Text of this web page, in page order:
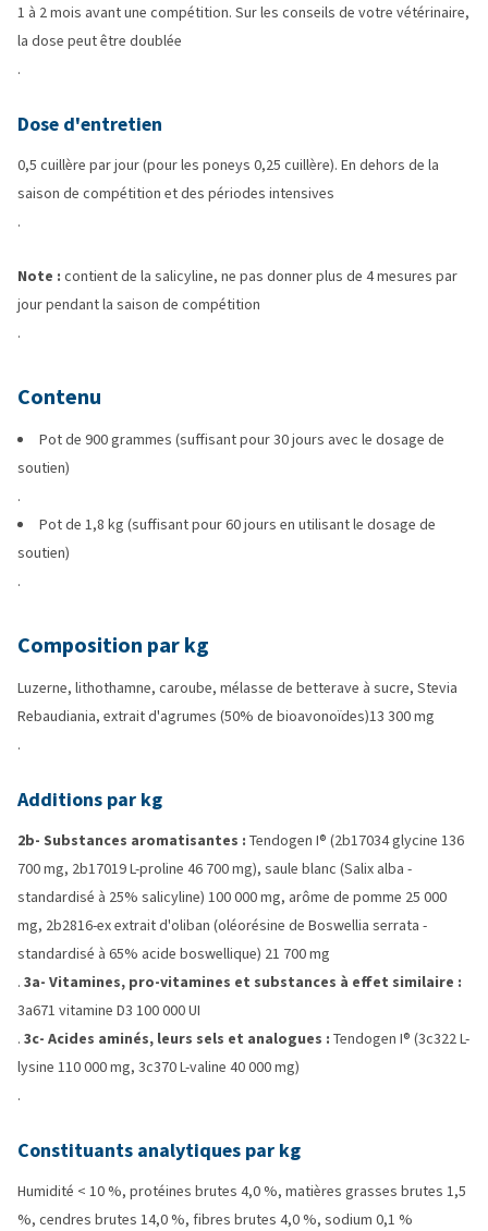
1 à 2 mois avant une compétition. Sur les conseils de votre vétérinaire,
la dose peut être doublée
.
Dose d'entretien
0,5 cuillère par jour (pour les poneys 0,25 cuillère). En dehors de la
saison de compétition et des périodes intensives
.
Note : contient de la salicyline, ne pas donner plus de 4 mesures par
jour pendant la saison de compétition
.
Contenu
Pot de 900 grammes (suffisant pour 30 jours avec le dosage de
soutien)
.
Pot de 1,8 kg (suffisant pour 60 jours en utilisant le dosage de
soutien)
.
Composition par kg
Luzerne, lithothamne, caroube, mélasse de betterave à sucre, Stevia
Rebaudiania, extrait d'agrumes (50% de bioavonoïdes)13 300 mg
.
Additions par kg
2b- Substances aromatisantes : Tendogen I® (2b17034 glycine 136
700 mg, 2b17019 L-proline 46 700 mg), saule blanc (Salix alba -
standardisé à 25% salicyline) 100 000 mg, arôme de pomme 25 000
mg, 2b2816-ex extrait d'oliban (oléorésine de Boswellia serrata -
standardisé à 65% acide boswellique) 21 700 mg
. 3a- Vitamines, pro-vitamines et substances à effet similaire :
3a671 vitamine D3 100 000 UI
. 3c- Acides aminés, leurs sels et analogues : Tendogen I® (3c322 L-
lysine 110 000 mg, 3c370 L-valine 40 000 mg)
.
Constituants analytiques par kg
Humidité < 10 %, protéines brutes 4,0 %, matières grasses brutes 1,5
%, cendres brutes 14,0 %, fibres brutes 4,0 %, sodium 0,1 %